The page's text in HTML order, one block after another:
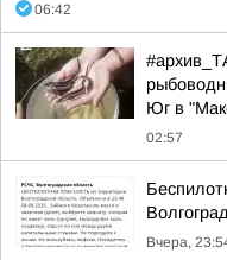
06:42
Юг в
02:57
Вчера,